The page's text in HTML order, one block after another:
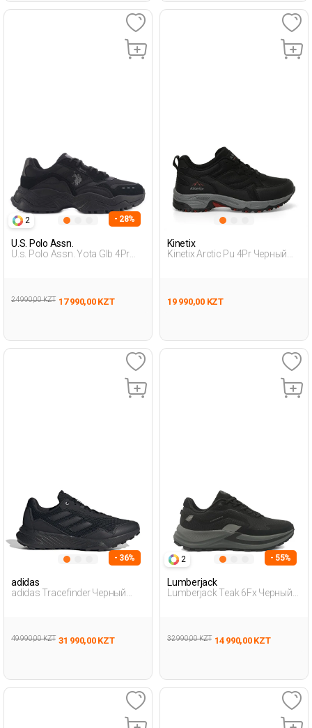
2 - 28%
U.S. Polo Assn.
U.s. Polo Assn. Yota Glb 4Pr
24 990,00 KZT 17 990,00 KZT
Kinetix
Kinetix Arctic Pu 4Pr Черный
19 990,00 KZT
- 36%
adidas
adidas Tracefinder Черный
49 990,00 KZT 31 990,00 KZT
2 - 55%
Lumberjack
Lumberjack Teak 6Fx Черный
32 990,00 KZT 14 990,00 KZT